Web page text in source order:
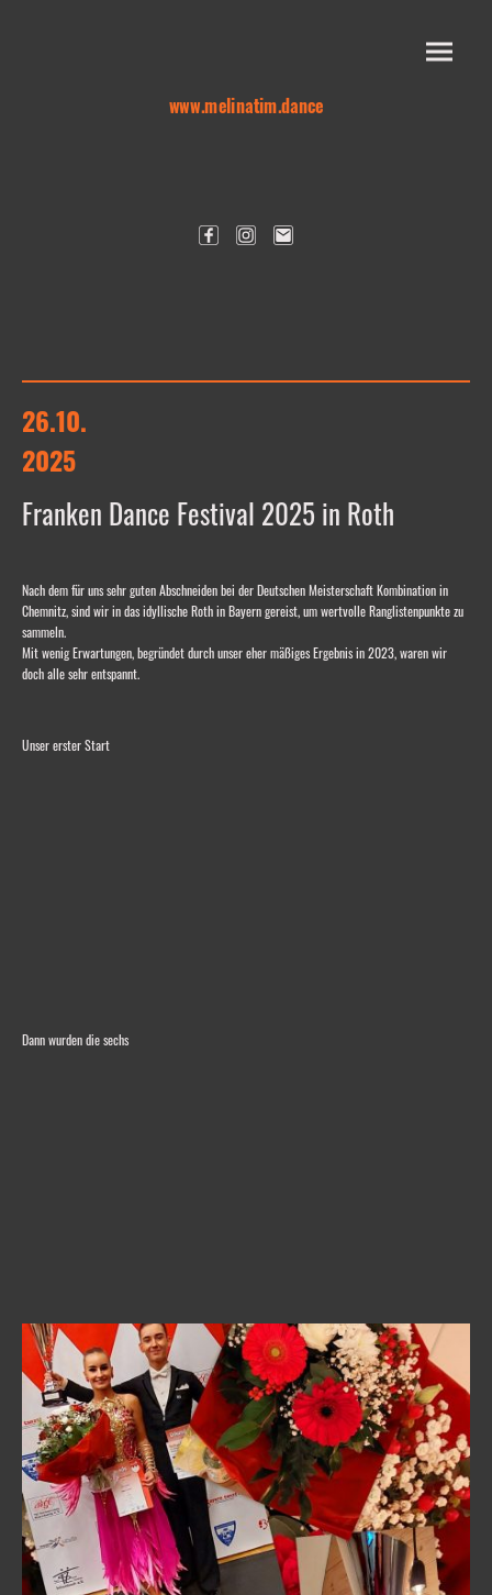
www.melinatim.dance
26.10.
2025
Franken Dance Festival 2025 in Roth
Nach dem für uns sehr guten Abschneiden bei der Deutschen Meisterschaft Kombination in
Chemnitz, sind wir in das idyllische Roth in Bayern gereist, um wertvolle Ranglistenpunkte zu
sammeln.
Mit wenig Erwartungen, begründet durch unser eher mäßiges Ergebnis in 2023, waren wir
doch alle sehr entspannt.
Unser erster Start
Dann wurden die sechs